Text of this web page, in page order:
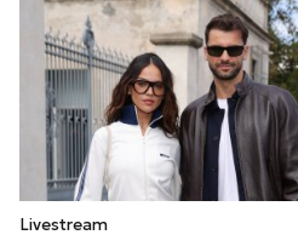
Livestream